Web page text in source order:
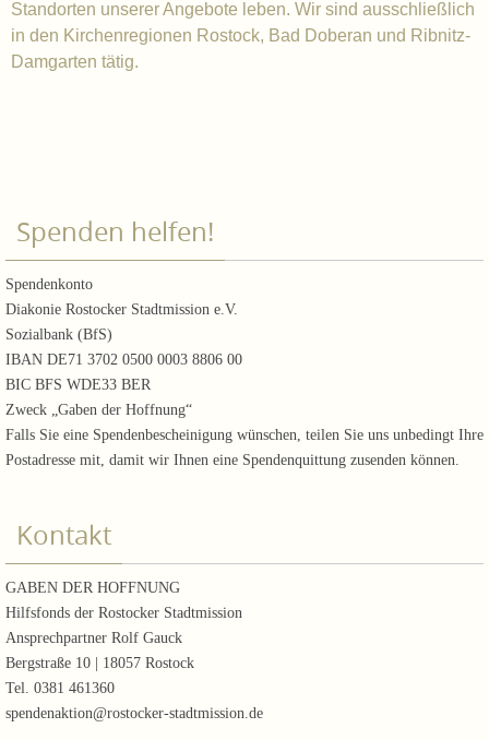
Standorten unserer Angebote leben. Wir sind ausschließlich
in den Kirchenregionen Rostock, Bad Doberan und Ribnitz-
Damgarten tätig.
Spenden helfen!
Spendenkonto
Diakonie Rostocker Stadtmission e.V.
Sozialbank (BfS)
IBAN DE71 3702 0500 0003 8806 00
BIC BFS WDE33 BER
Zweck „Gaben der Hoffnung“
Falls Sie eine Spendenbescheinigung wünschen, teilen Sie uns unbedingt Ihre
Postadresse mit, damit wir Ihnen eine Spendenquittung zusenden können.
Kontakt
GABEN DER HOFFNUNG
Hilfsfonds der Rostocker Stadtmission
Ansprechpartner Rolf Gauck
Bergstraße 10 | 18057 Rostock
Tel. 0381 461360
spendenaktion@rostocker-stadtmission.de